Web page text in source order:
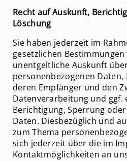
Recht auf Auskunft,
Löschung
Sie haben jederzeit im
gesetzlichen Bestimmungen
unentgeltliche Auskunft
personenbezogenen
deren Empfänger und den
Datenverarbeitung und ggf.
Berichtigung, Sperrung
Daten. Diesbezüglich und
zum Thema
sich jederzeit über die im
Kontaktmöglichkeiten an